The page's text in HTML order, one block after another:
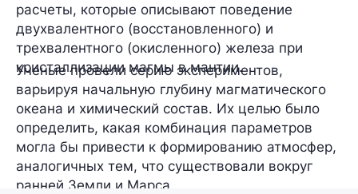
расчеты, которые описывают поведение
двухвалентного (восстановленного) и
трехвалентного (окисленного) железа при
кристаллизации магмы в мантии.
Ученые провели серию экспериментов,
варьируя начальную глубину магматического
океана и химический состав. Их целью было
определить, какая комбинация параметров
могла бы привести к формированию атмосфер,
аналогичных тем, что существовали вокруг
ранней Земли и Марса.